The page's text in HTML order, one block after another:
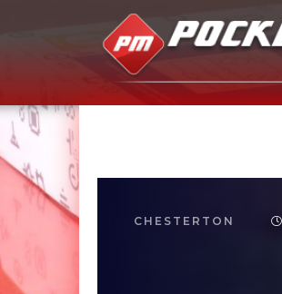
CHESTERTON